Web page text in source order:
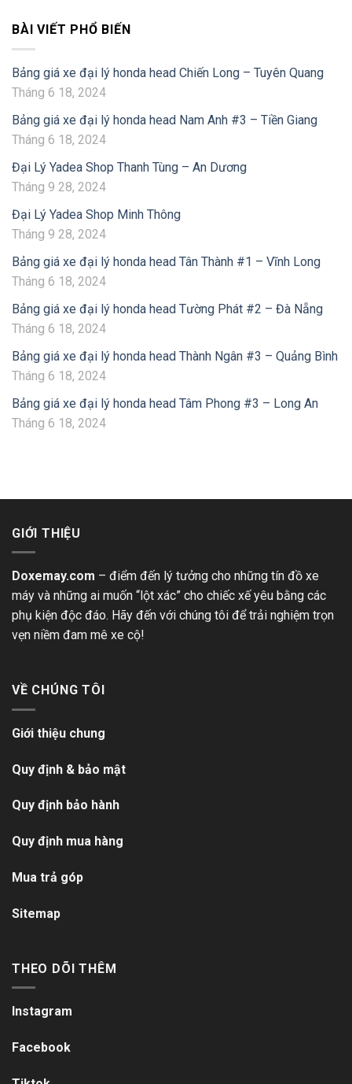
BÀI VIẾT PHỔ BIẾN
Bảng giá xe đại lý honda head Chiến Long – Tuyên Quang
Tháng 6 18, 2024
Bảng giá xe đại lý honda head Nam Anh #3 – Tiền Giang
Tháng 6 18, 2024
Đại Lý Yadea Shop Thanh Tùng – An Dương
Tháng 9 28, 2024
Đại Lý Yadea Shop Minh Thông
Tháng 9 28, 2024
Bảng giá xe đại lý honda head Tân Thành #1 – Vĩnh Long
Tháng 6 18, 2024
Bảng giá xe đại lý honda head Tường Phát #2 – Đà Nẵng
Tháng 6 18, 2024
Bảng giá xe đại lý honda head Thành Ngân #3 – Quảng Bình
Tháng 6 18, 2024
Bảng giá xe đại lý honda head Tâm Phong #3 – Long An
Tháng 6 18, 2024
GIỚI THIỆU
Doxemay.com – điểm đến lý tưởng cho những tín đồ xe
máy và những ai muốn “lột xác” cho chiếc xế yêu bằng các
phụ kiện độc đáo. Hãy đến với chúng tôi để trải nghiệm trọn
vẹn niềm đam mê xe cộ!
VỀ CHÚNG TÔI
Giới thiệu chung
Quy định & bảo mật
Quy định bảo hành
Quy định mua hàng
Mua trả góp
Sitemap
THEO DÕI THÊM
Instagram
Facebook